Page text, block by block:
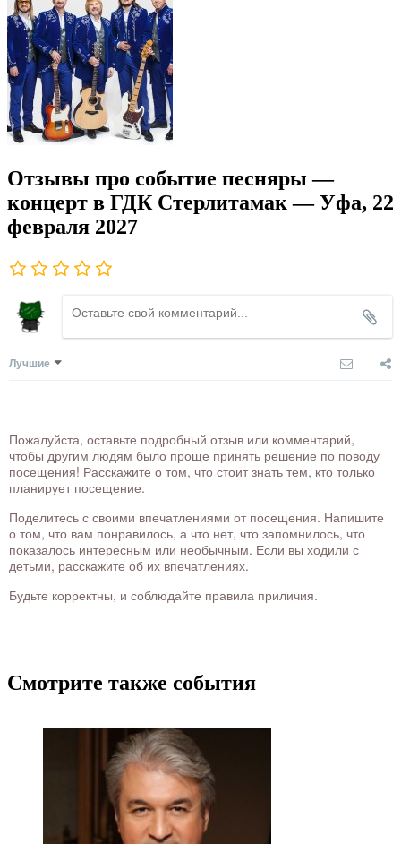
Отзывы про событие песняры —
концерт в ГДК Стерлитамак — Уфа, 22
февраля 2027
Лучшие
Пожалуйста, оставьте подробный отзыв или комментарий,
чтобы другим людям было проще принять решение по поводу
посещения! Расскажите о том, что стоит знать тем, кто только
планирует посещение.
Поделитесь с своими впечатлениями от посещения. Напишите
о том, что вам понравилось, а что нет, что запомнилось, что
показалось интересным или необычным. Если вы ходили с
детьми, расскажите об их впечатлениях.
Будьте корректны, и соблюдайте правила приличия.
Смотрите также события